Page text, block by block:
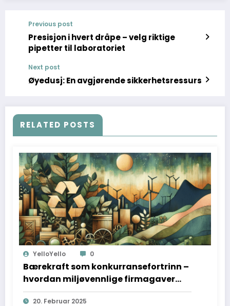
Previous post
Presisjon i hvert dråpe – velg riktige
pipetter til laboratoriet
Next post
Øyedusj: En avgjørende sikkerhetsressurs
RELATED POSTS
YelloYello 0
Bærekraft som konkurransefortrinn –
hvordan miljøvennlige firmagaver
kan styrke merkevaren
20. Februar 2025